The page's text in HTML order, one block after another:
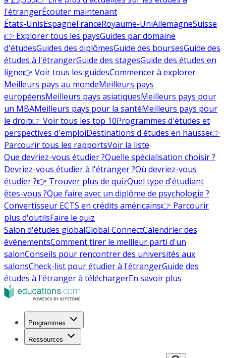
l'étrangerÉcouter maintenant
États-UnisEspagneFranceRoyaume-UniAllemagneSuisse
👉 Explorer tous les paysGuides par domaine
d'étudesGuides des diplômesGuide des boursesGuide des
études à l'étrangerGuide des stagesGuide des études en
ligne👉 Voir tous les guidesCommencer à explorer
Meilleurs pays au mondeMeilleurs pays
européensMeilleurs pays asiatiquesMeilleurs pays pour
un MBAMeilleurs pays pour la santéMeilleurs pays pour
le droit👉 Voir tous les top 10Programmes d'études et
perspectives d'emploiDestinations d'études en hausse👉
Parcourir tous les rapportsVoir la liste
Que devriez-vous étudier ?Quelle spécialisation choisir ?
Devriez-vous étudier à l'étranger ?Où devriez-vous
étudier ?👉 Trouver plus de quizQuel type d'étudiant
êtes-vous ?Que faire avec un diplôme de psychologie ?
Convertisseur ECTS en crédits américains👉 Parcourir
plus d'outilsFaire le quiz
Salon d'études globalGlobal ConnectCalendrier des
événementsComment tirer le meilleur parti d'un
salonConseils pour rencontrer des universités aux
salonsCheck-list pour étudier à l'étrangerGuide des
études à l'étranger à téléchargerEn savoir plus
Programmes
Ressources